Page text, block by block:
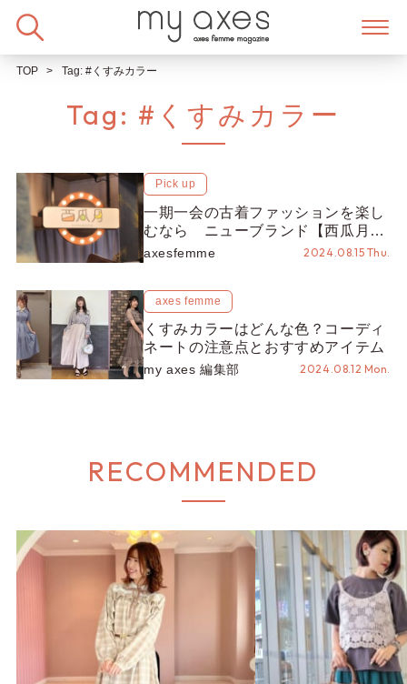
TOP Tag: #くすみカラー
Tag: #くすみカラー
Pick up
一期一会の古着ファッションを楽し
むなら ニューブランド【西瓜月〜
PASTEQIDOR〜】をチェック！
axesfemme 2024.08.15 Thu.
axes femme
くすみカラーはどんな色？コーディ
ネートの注意点とおすすめアイテム
my axes 編集部 2024.08.12 Mon.
RECOMMENDED